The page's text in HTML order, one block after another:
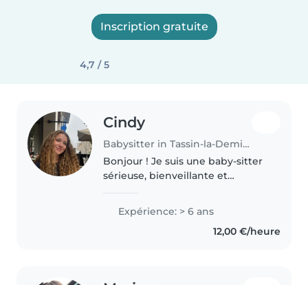
Inscription gratuite
4,7 / 5
Cindy
Babysitter in Tassin-la-Demi-Lune
Bonjour ! Je suis une baby-sitter
sérieuse, bienveillante et
6 ans d'expérience auprès
d'enfants de tous âges. J'aime
passer du temps avec les
Expérience: > 6 ans
12,00 €/heure